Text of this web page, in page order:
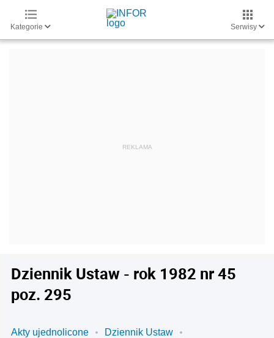
Kategorie Serwisy
Dziennik Ustaw - rok 1982 nr 45
poz. 295
Akty ujednolicone
Dziennik Ustaw